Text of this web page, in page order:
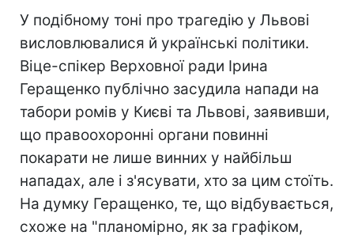
У подібному тоні про трагедію у Львові
висловлювалися й українські політики.
Віце-спікер Верховної ради Ірина
Геращенко публічно засудила напади на
табори ромів у Києві та Львові, заявивши,
що правоохоронні органи повинні
покарати не лише винних у найбільш
нападах, але і з'ясувати, хто за цим стоїть.
На думку Геращенко, те, що відбувається,
схоже на "планомірно, як за графіком,